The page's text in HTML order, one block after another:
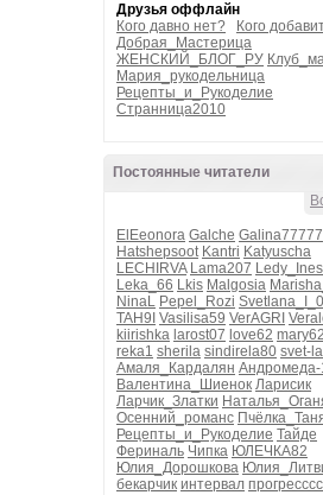
Друзья оффлайн
Кого давно нет?
Кого
Добрая_Мастерица
ЖЕНСКИЙ_БЛОГ_РУ
Мария_рукодельница
Рецепты_и_Рукоделие
Странница2010
Постоянные читатели
ElEeonora Galche Galina77777
Hatshepsoot Kantri Katyuscha
LECHIRVA Lama207
Leka_66 Lkis Malgosia
NinaL Pepel_Rozi
TAH9I Vasilisa59 VerAGRI
kiirishka larost07 love62 mary62
reka1 sherila sindirela80 svet-
Амаля_Кардалян Андромеда-
Валентина_Шиенок Ларисик
Ларчик_Златки
Осенний_романс
Рецепты_и_Рукоделие Тайде
Фериналь Чипка ЮЛЕЧКА82
Юлия_Дорошкова
бекарчик интервал